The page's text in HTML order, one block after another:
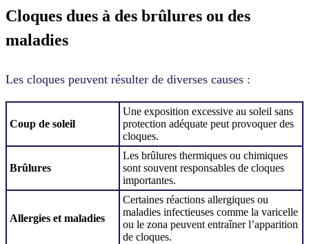
Cloques dues à des brûlures ou des
maladies
Les cloques peuvent résulter de diverses causes :
Coup de soleil
Une exposition excessive au soleil sans
protection adéquate peut provoquer des
cloques.
Brûlures
Les brûlures thermiques ou chimiques
sont souvent responsables de cloques
importantes.
Allergies et maladies
Certaines réactions allergiques ou
maladies infectieuses comme la varicelle
ou le zona peuvent entraîner l’apparition
de cloques.